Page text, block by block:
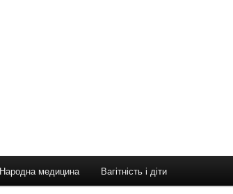
Народна медицина Вагітність і діти